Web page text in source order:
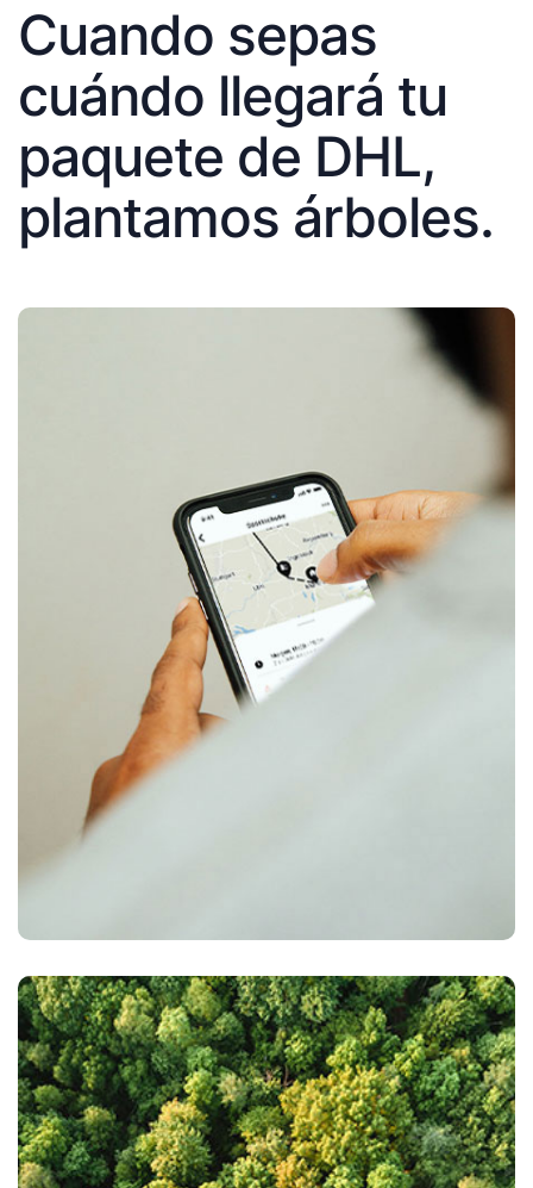
Cuando sepas
cuándo llegará tu
paquete de DHL,
plantamos árboles.